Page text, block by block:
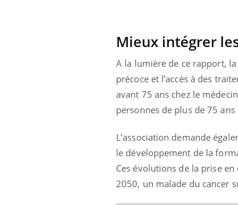
Mieux intégrer
A la lumière de ce rapport,
précoce et l’accès à des
avant 75 ans chez le
personnes de plus de 75
L’association demande
le développement de la
Ces évolutions de la prise
2050, un malade du cancer